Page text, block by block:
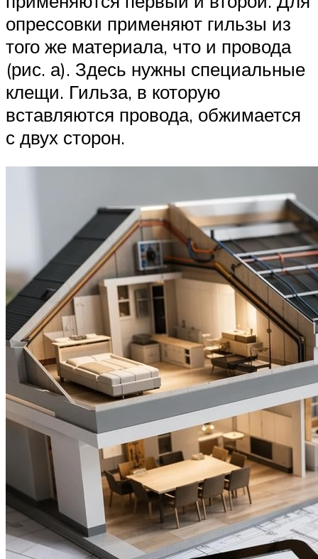
опрессовки применяют гильзы из
того же материала, что и провода
(рис. а). Здесь нужны специальные
клещи. Гильза, в которую
вставляются провода, обжимается
с двух сторон.